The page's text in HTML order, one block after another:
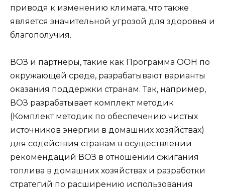
приводя к изменению климата, что также
является значительной угрозой для здоровья и
благополучия.
ВОЗ и партнеры, такие как Программа ООН по
окружающей среде, разрабатывают варианты
оказания поддержки странам. Так, например,
ВОЗ разрабатывает комплект методик
(Комплект методик по обеспечению чистых
источников энергии в домашних хозяйствах)
для содействия странам в осуществлении
рекомендаций ВОЗ в отношении сжигания
топлива в домашних хозяйствах и разработки
стратегий по расширению использования